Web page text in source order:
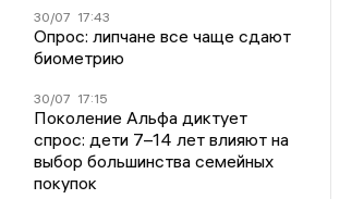
30/07 17:43
Опрос: липчане все чаще сдают
биометрию
30/07 17:15
Поколение Альфа диктует
спрос: дети 7–14 лет влияют на
выбор большинства семейных
покупок